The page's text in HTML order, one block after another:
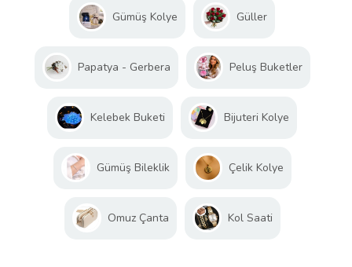
Gümüş Kolye Güller
Papatya - Gerbera Peluş Buketler
Kelebek Buketi Bijuteri Kolye
Gümüş Bileklik Çelik Kolye
Omuz Çanta Kol Saati